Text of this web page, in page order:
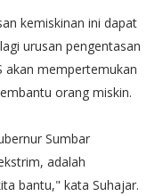
kemiskinan ini dapat
urusan pengentasan
akan mempertemukan
orang miskin.
Sumbar
adalah
bantu," kata Suhajar.